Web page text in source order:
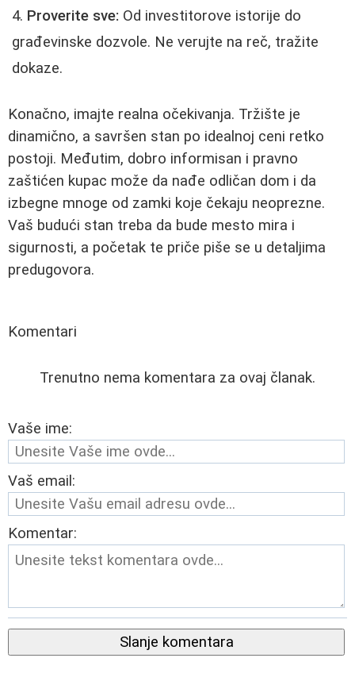
Proverite sve: Od investitorove istorije do
građevinske dozvole. Ne verujte na reč, tražite
dokaze.
Konačno, imajte realna očekivanja. Tržište je
dinamično, a savršen stan po idealnoj ceni retko
postoji. Međutim, dobro informisan i pravno
zaštićen kupac može da nađe odličan dom i da
izbegne mnoge od zamki koje čekaju neoprezne.
Vaš budući stan treba da bude mesto mira i
sigurnosti, a početak te priče piše se u detaljima
predugovora.
Komentari
Trenutno nema komentara za ovaj članak.
Vaše ime:
Vaš email:
Komentar:
Slanje komentara